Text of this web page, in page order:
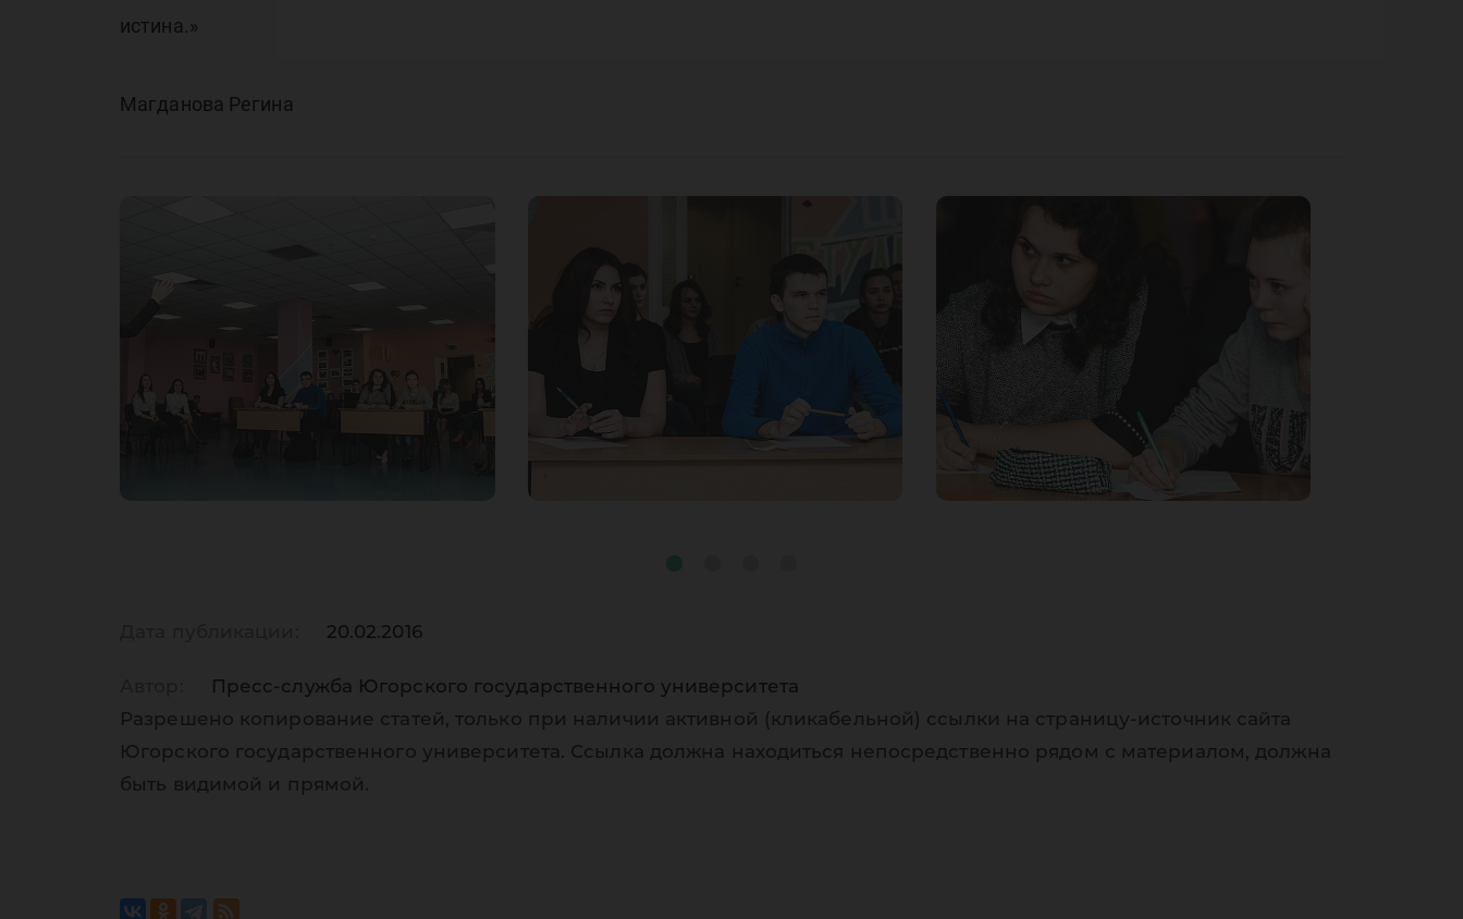
истина.»
Магданова Регина
20.02.2016
Пресс-служба Югорского государственного университета
Разрешено копирование статей, только при наличии активной (кликабельной) ссылки на страницу-источник сайта
Югорского государственного университета. Ссылка должна находиться непосредственно рядом с материалом, должна
быть видимой и прямой.